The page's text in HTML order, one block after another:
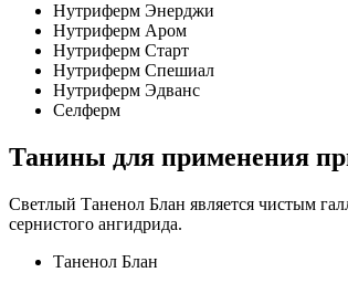
Нутриферм Энерджи
Нутриферм Аром
Нутриферм Старт
Нутриферм Спешиал
Нутриферм Эдванс
Селферм
Танины для применения
Светлый Таненол Блан является чистым
сернистого ангидрида.
Таненол Блан